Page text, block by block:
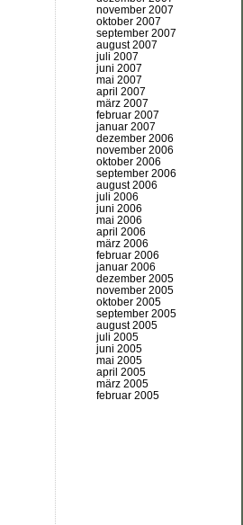
november 2007
oktober 2007
september 2007
august 2007
juli 2007
juni 2007
mai 2007
april 2007
märz 2007
februar 2007
januar 2007
dezember 2006
november 2006
oktober 2006
september 2006
august 2006
juli 2006
juni 2006
mai 2006
april 2006
märz 2006
februar 2006
januar 2006
dezember 2005
november 2005
oktober 2005
september 2005
august 2005
juli 2005
juni 2005
mai 2005
april 2005
märz 2005
februar 2005